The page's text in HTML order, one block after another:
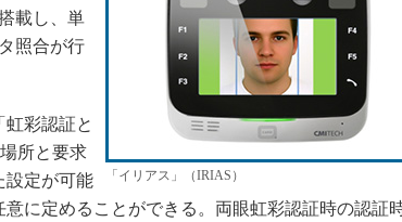
「イリアス」（IRIAS）
載し、単
照合が行
彩認証と
所と要求
設定が可能
に定めることができる。両眼虹彩認証時の認証